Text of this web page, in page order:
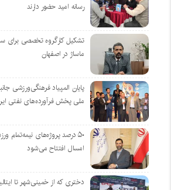
رسانه امید حضور دارند
تشکیل کارگروه تخصصی برای
ماساژ در اصفهان
پایان المپیاد فرهنگی‌ورزشی
ملی پخش فرآورده‌های نفتی
۵۰ درصد پروژه‌های نیمه‌تمام
امسال افتتاح می‌شود
دختری که از خمینی‌شهر تا